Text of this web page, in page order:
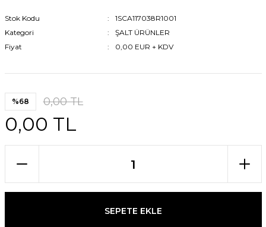
Stok Kodu
1SCA117038R1001
Kategori
ŞALT ÜRÜNLER
Fiyat
0,00 EUR + KDV
%68 0,00 TL
0,00 TL
SEPETE EKLE